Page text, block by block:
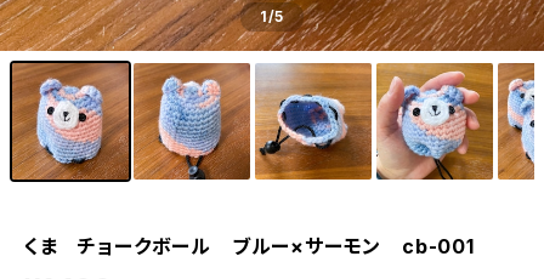
1/5
くま チョークボール ブルー×サーモン cb-001